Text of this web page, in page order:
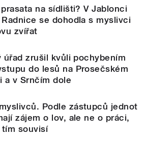
na sídlišti? V Jablonci
se dohodla s myslivci
zvířat
úřad zrušil kvůli pochybením
do lesů na Prosečském
a v Srnčím dole
Podle zástupců jednot
zájem o lov, ale ne o práci,
tím souvisí